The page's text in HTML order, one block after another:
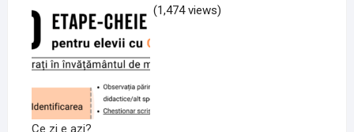
(1,474 views)
Ce zi e azi?